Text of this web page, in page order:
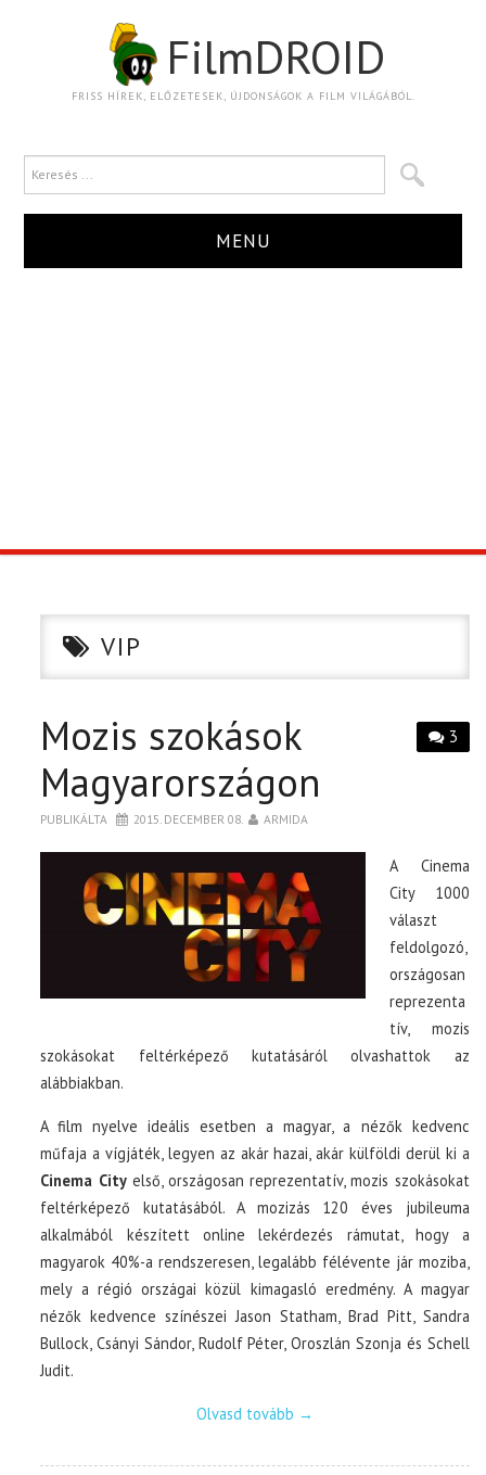
FilmDROID
FRISS HÍREK, ELŐZETESEK, ÚJDONSÁGOK A FILM VILÁGÁBÓL.
MENU
CIKK
PÓLÓ RENDELÉS
VIP
3
Mozis szokások
Magyarországon
PUBLIKÁLTA 2015. DECEMBER 08. ARMIDA
A Cinema
City 1000
választ
feldolgozó,
országosan
reprezenta
tív, mozis
szokásokat feltérképező kutatásáról olvashattok az
alábbiakban.
A film nyelve ideális esetben a magyar, a nézők kedvenc
műfaja a vígjáték, legyen az akár hazai, akár külföldi derül ki a
Cinema Cityelső, országosan reprezentatív, mozis szokásokat
feltérképező kutatásából. A mozizás 120 éves jubileuma
alkalmából készített online lekérdezés rámutat, hogy a
magyarok 40%-a rendszeresen, legalább félévente jár moziba,
mely a régió országai közül kimagasló eredmény. A magyar
nézők kedvence színészei Jason Statham, Brad Pitt, Sandra
Bullock, Csányi Sándor, Rudolf Péter, Oroszlán Szonja és Schell
Judit.
Olvasd tovább →